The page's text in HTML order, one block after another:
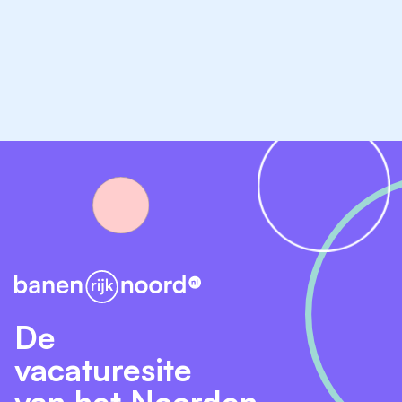
leren je het hier.
Je voert individuele begeleidingsplannen uit en
past je aanpak flexibel aan op wat de cliënt nodig
Je verzorgt ADL-taken en vult de dag met ritme en
betekenis: samen koken, een spel, een wandeling
in de buitenlucht;
Je blijft kalm bij moeilijk verstaanbaar gedrag en
weet: het is niet persoonlijk;
Je werkt belevingsgericht en helpt cliënten zich op
De
vacaturesite